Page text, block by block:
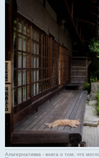
Альтернативка - книга о том, что